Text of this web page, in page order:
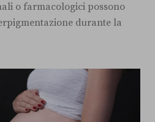
o farmacologici possono
durante la